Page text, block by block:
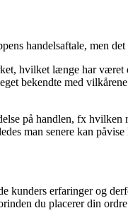
handelsaftale, men
hvilket længe har
bekendte med
på handlen, fx
man senere kan
kunders erfaringer og
du placerer din